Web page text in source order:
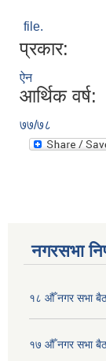
file.
प्रकार:
ऐन
आर्थिक वर्ष:
७७/७८
नगरसभा
१८ औँ नगर सभा
१७ औँ नगर सभा